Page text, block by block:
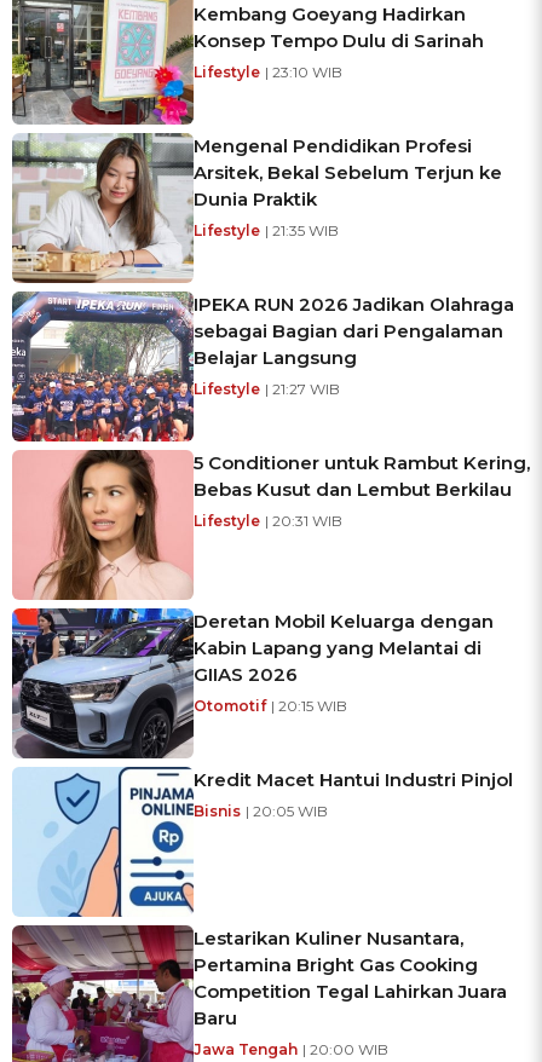
Kembang Goeyang Hadirkan
Konsep Tempo Dulu di Sarinah
Lifestyle | 23:10 WIB
Mengenal Pendidikan Profesi
Arsitek, Bekal Sebelum Terjun ke
Dunia Praktik
Lifestyle | 21:35 WIB
IPEKA RUN 2026 Jadikan Olahraga
sebagai Bagian dari Pengalaman
Belajar Langsung
Lifestyle | 21:27 WIB
5 Conditioner untuk Rambut Kering,
Bebas Kusut dan Lembut Berkilau
Lifestyle | 20:31 WIB
Deretan Mobil Keluarga dengan
Kabin Lapang yang Melantai di
GIIAS 2026
Otomotif | 20:15 WIB
Kredit Macet Hantui Industri Pinjol
Bisnis | 20:05 WIB
Lestarikan Kuliner Nusantara,
Pertamina Bright Gas Cooking
Competition Tegal Lahirkan Juara
Baru
Jawa Tengah | 20:00 WIB